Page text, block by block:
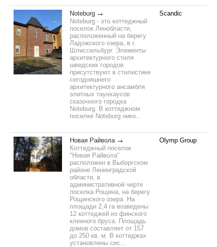
Noteburg
Noteburg - это коттеджный
поселок Ленобласти,
расположенный на берегу
Ладожского озера, в г.
Шлиссельбург. Элементы
архитектурного стиля
шведских городов
присутствуют в стилистике
сегодняшнего
архитектурного ансамбля
элитных таунхаусов
сказочного городка
Noteburg. В коттеджном
поселке Noteburg нико...
Scandic
Новая Райвола
Коттеджный поселок
"Новая Райвола"
расположен в Выборгском
районе Ленинградской
области, в
административной черте
поселка Рощина, на берегу
Рощинского озера. На
площади 2,4 га возведены
12 коттеджей из финского
клееного бруса. Площадь
домов составляет от 157
до 250 кв. м. В коттеджах
установлены сис...
Olymp Group